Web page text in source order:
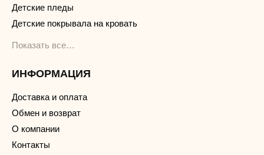
Детские пледы
Детские покрывала на кровать
Показать все…
ИНФОРМАЦИЯ
Доставка и оплата
Обмен и возврат
О компании
Контакты